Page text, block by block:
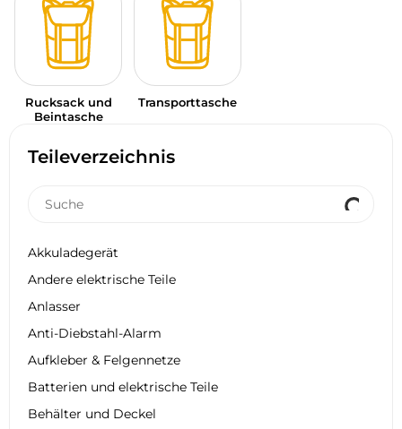
Teileverzeichnis
Akkuladegerät
Andere elektrische Teile
Anlasser
Anti-Diebstahl-Alarm
Aufkleber & Felgennetze
Batterien und elektrische Teile
Behälter und Deckel
Rucksack und
Beintasche
Transporttasche